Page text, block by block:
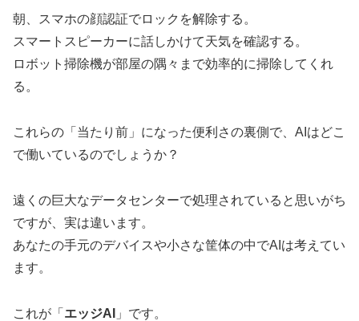
朝、スマホの顔認証でロックを解除する。
スマートスピーカーに話しかけて天気を確認する。
ロボット掃除機が部屋の隅々まで効率的に掃除してくれ
る。
これらの「当たり前」になった便利さの裏側で、AIはどこ
で働いているのでしょうか？
遠くの巨大なデータセンターで処理されていると思いがち
ですが、実は違います。
あなたの手元のデバイスや小さな筐体の中でAIは考えてい
ます。
これが「 エッジAI 」です。